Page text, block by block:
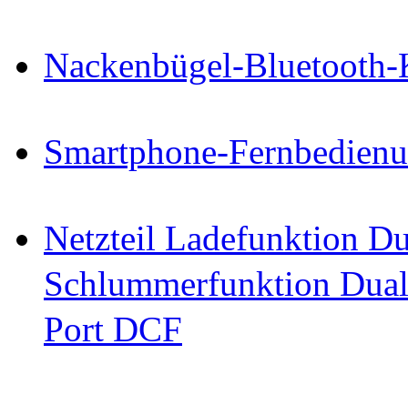
Nackenbügel-
Smartphone-
Netzteil Ladefunktion
Schlummerfunktion
Port DCF